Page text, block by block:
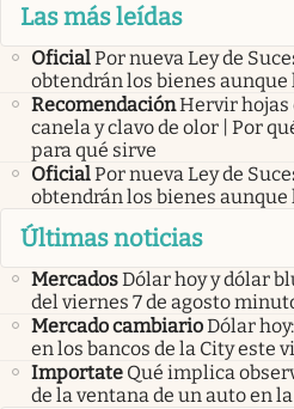
Las más leídas
OficialPor nueva Ley de
obtendrán los bienes
RecomendaciónHervir hojas
canela y clavo de olor | Por
para qué sirve
OficialPor nueva Ley de
obtendrán los bienes
Últimas noticias
MercadosDólar hoy y dólar
del viernes 7 de agosto
Mercado cambiarioDólar
en los bancos de la City este
Importate Qué implica
de la ventana de un auto en